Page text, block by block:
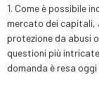
1. Come è possibile
mercato dei capitali,
protezione da abusi
questioni più
domanda è resa